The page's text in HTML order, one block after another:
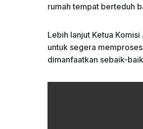
rumah tempat berteduh
Lebih lanjut Ketua
untuk segera
dimanfaatkan sebaik-